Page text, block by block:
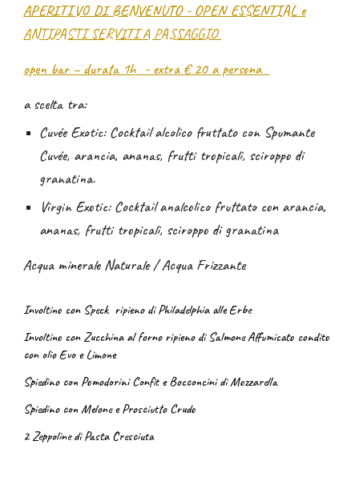
APERITIVO DI BENVENUTO - OPEN ESSENTIAL e
ANTIPASTI SERVITI A PASSAGGIO
open bar – durata 1h - extra € 20 a persona
ascelta tra:
Cuvée Exotic: Cocktail alcolico fruttato con Spumante
Cuvée, arancia, ananas, frutti tropicali, sciroppo di
granatina.
Virgin Exotic: Cocktail analcolico fruttato con arancia,
ananas, frutti tropicali, sciroppo di granatina
Acqua minerale Naturale / Acqua Frizzante
Involtino con Speck ripieno di Philadelphia alle Erbe
Involtino con Zucchina al fornoripieno di Salmone Affumicato condito
con olio Evo e Limone
Spiedino con Pomodorini Confit e Bocconcini di Mozzarella
Spiedino con Melone e Prosciutto Crudo
2 Zeppoline di Pasta Cresciuta